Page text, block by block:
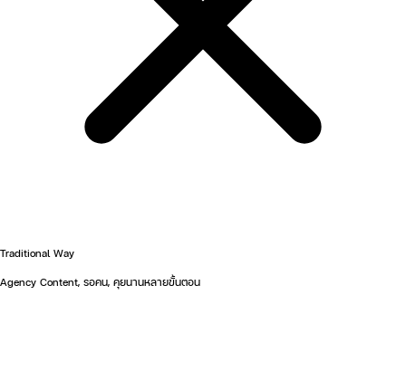
Traditional Way
Agency Content, รอคน, คุยนานหลายขั้นตอน